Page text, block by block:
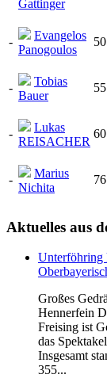
Gattinger
-
Evangelos
Panogoulos
-
Tobias
Bauer
-
Lukas
REISACHER
-
Marius
Nichita
Aktuelles aus
Unterföhring
Großes
Hennerfein
Freising ist
das
Insgesamt
355...